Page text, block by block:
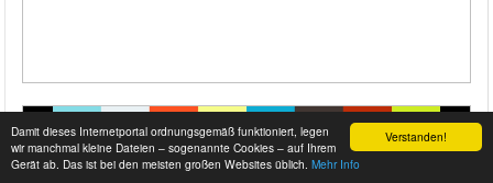
Verstanden!
Damit dieses Internetportal ordnungsgemäß funktioniert, legen
wir manchmal kleine Dateien – sogenannte Cookies – auf Ihrem
Gerät ab. Das ist bei den meisten großen Websites üblich. Mehr Info